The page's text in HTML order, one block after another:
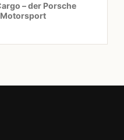
– der Porsche
Motorsport